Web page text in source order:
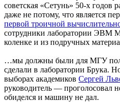
советская «Сетунь» 50-х годов
даже не потому, что является
первой троичной
сотрудники лаборатории ЭВМ
коленке и из подручных
…мы должны были для МГУ
сделали в лаборатории Брука.
выборах академиков Сергей
руководитель — проголосовал
обиделся и машину не дал.